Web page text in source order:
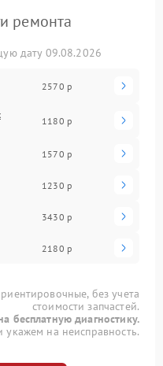
ремонта
дату 09.08.2026
2570 р
1180 р
1570 р
1230 р
3430 р
2180 р
без учета
стоимости запчастей.
бесплатную диагностику.
на неисправность.